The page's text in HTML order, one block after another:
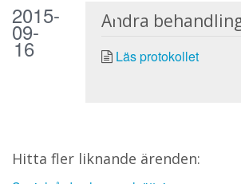
2015-
09-
16
Andra
Läs protokollet
Hitta fler liknande ärenden: